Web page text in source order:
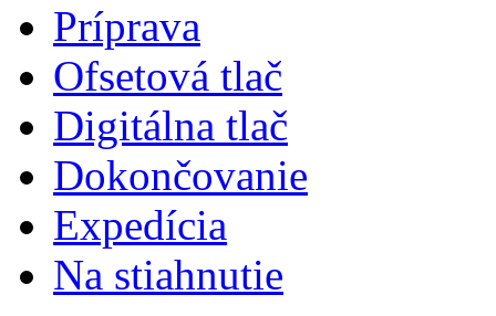
Príprava
Ofsetová tlač
Digitálna tlač
Dokončovanie
Expedícia
Na stiahnutie